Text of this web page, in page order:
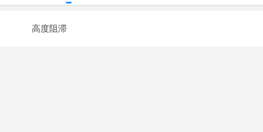
高度阻滞